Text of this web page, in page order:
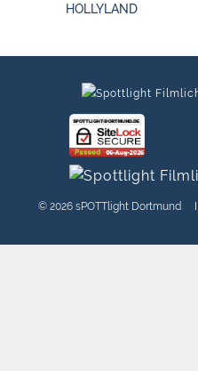
HOLLYLAND
© 2026 sPOTTlight Dortmund